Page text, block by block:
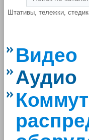
Штативы, тележки,
Видео
Аудио